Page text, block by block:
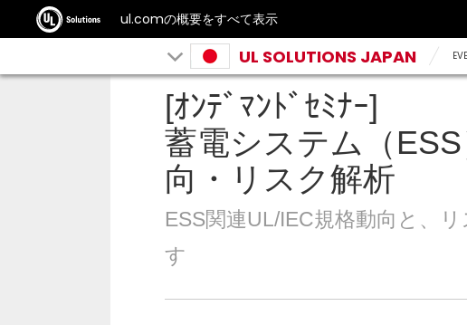
ul.comの概要をすべて表示
UL SOLUTIONS JAPAN
[ｵﾝﾃﾞﾏﾝﾄﾞｾﾐﾅｰ]
蓄電システム（
向・リスク解析
ESS関連UL/IEC規格動向と、
す